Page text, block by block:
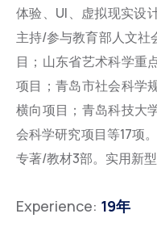
体验、UI、虚拟现实设
主持/参与教育部人文社
目；山东省艺术科学重
项目；青岛市社会科学
横向项目；青岛科技大
会科学研究项目等17项
专著/教材3部。实用新型
Experience: 19年